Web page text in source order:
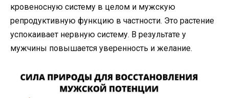
кровеносную систему в целом и мужскую
репродуктивную функцию в частности. Это растение
успокаивает нервную систему. В результате у
мужчины повышается уверенность и желание.